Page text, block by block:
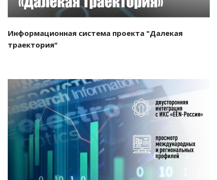
Информационная система проекта "Далекая
траектория"
Смотреть проект